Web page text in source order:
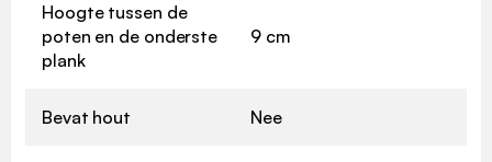
Hoogte tussen de
poten en de onderste
plank
9 cm
Bevat hout Nee